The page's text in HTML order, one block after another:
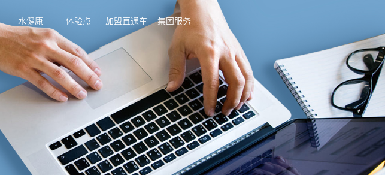
水健康 体验点 加盟直通车 集团服务